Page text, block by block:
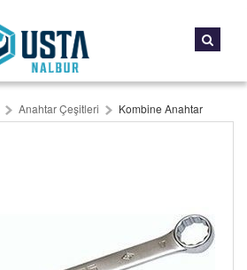
Anahtar Çeşitleri Kombine Anahtar